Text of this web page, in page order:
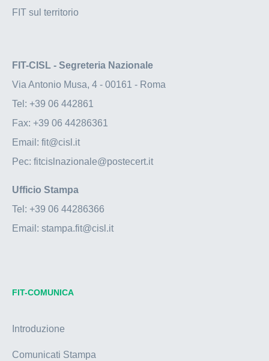
FIT sul territorio
FIT-CISL - Segreteria Nazionale
Via Antonio Musa, 4 - 00161 - Roma
Tel: +39 06 442861
Fax: +39 06 44286361
Email: fit@cisl.it
Pec: fitcislnazionale@postecert.it
Ufficio Stampa
Tel: +39 06 44286366
Email: stampa.fit@cisl.it
FIT-COMUNICA
Introduzione
Comunicati Stampa